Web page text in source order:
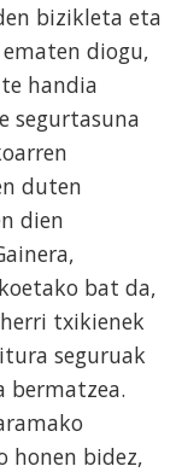
bizikleta eta
diogu,
handia
segurtasuna
duten
dien
bat da,
txikienek
seguruak
bermatzea.
honen bidez,